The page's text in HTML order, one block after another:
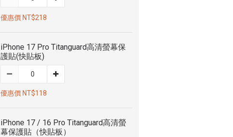
優惠價 NT$218
iPhone 17 Pro Titanguard高清螢幕保
護貼(快貼板)
優惠價 NT$118
iPhone 17 / 16 Pro Titanguard高清螢
幕保護貼（快貼板）